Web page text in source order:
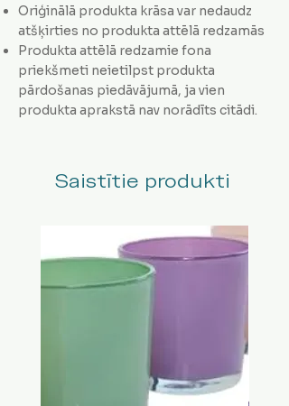
Oriģinālā produkta krāsa var nedaudz
atšķirties no produkta attēlā redzamās
Produkta attēlā redzamie fona
priekšmeti neietilpst produkta
pārdošanas piedāvājumā, ja vien
produkta aprakstā nav norādīts citādi.
Saistītie produkti